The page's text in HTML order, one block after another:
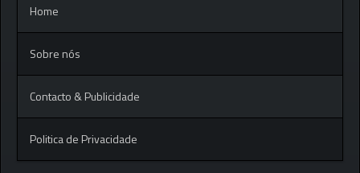
Home
Sobre nós
Contacto & Publicidade
Politica de Privacidade